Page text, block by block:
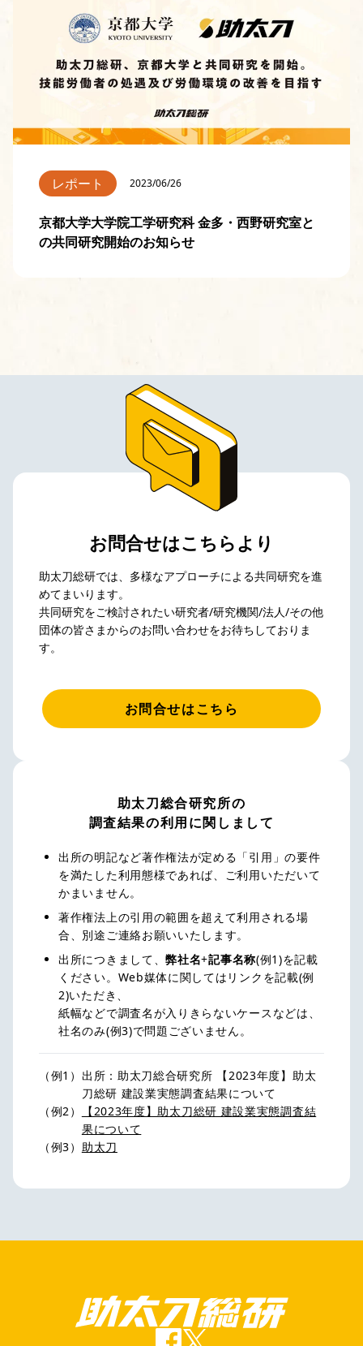
レポート 2023/06/26
京都大学大学院工学研究科 金多・西野研究室と
の共同研究開始のお知らせ
お問合せはこちらより
助太刀総研では、多様なアプローチによる共同研究を進
めてまいります。
共同研究をご検討されたい研究者/研究機関/法人/その他
団体の皆さまからのお問い合わせをお待ちしておりま
す。
お問合せはこちら
助太刀総合研究所の
調査結果の利用に関しまして
出所の明記など著作権法が定める「引用」の要件
を満たした利用態様であれば、ご利用いただいて
かまいません。
著作権法上の引用の範囲を超えて利用される場
合、別途ご連絡お願いいたします。
出所につきまして、弊社名+記事名称(例1)を記載
ください。Web媒体に関してはリンクを記載(例
2)いただき、
紙幅などで調査名が入りきらないケースなどは、
社名のみ(例3)で問題ございません。
（例1） 出所：助太刀総合研究所 【2023年度】助太
刀総研 建設業実態調査結果について
（例2）
【2023年度】助太刀総研 建設業実態調査結
果について
（例3） 助太刀